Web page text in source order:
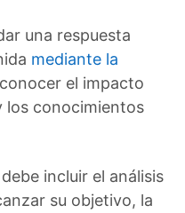
una respuesta
mediante la
el impacto
los conocimientos
incluir el análisis
su objetivo, la